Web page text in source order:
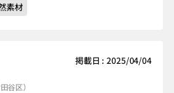
素材
掲載日 : 2025/04/04
谷区）